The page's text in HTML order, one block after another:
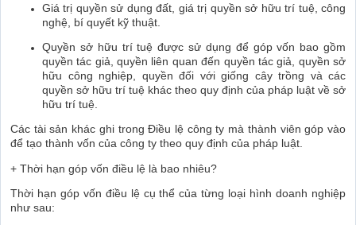
Giá trị quyền sử dụng đất, giá trị quyền sở hữu trí tuệ, công
nghệ, bí quyết kỹ thuật.
Quyền sở hữu trí tuệ được sử dụng để góp vốn bao gồm
quyền tác giả, quyền liên quan đến quyền tác giả, quyền sở
hữu công nghiệp, quyền đối với giống cây trồng và các
quyền sở hữu trí tuệ khác theo quy định của pháp luật về sở
hữu trí tuệ.
Các tài sản khác ghi trong Điều lệ công ty mà thành viên góp vào
để tạo thành vốn của công ty theo quy định của pháp luật.
+ Thời hạn góp vốn điều lệ là bao nhiêu?
Thời hạn góp vốn điều lệ cụ thể của từng loại hình doanh nghiệp
như sau: